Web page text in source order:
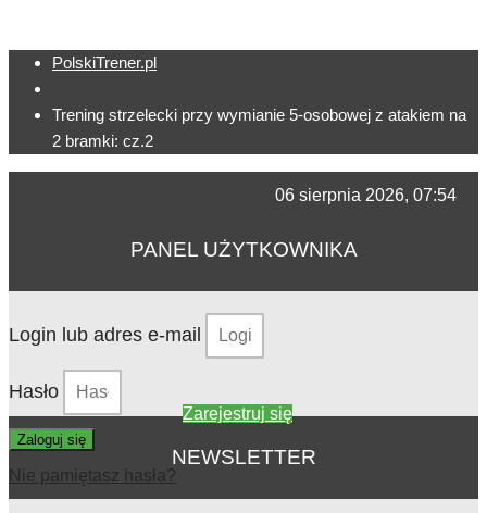
PolskiTrener.pl
Trening strzelecki przy wymianie 5-osobowej z atakiem na
2 bramki: cz.2
06 sierpnia 2026, 07:54
PANEL UŻYTKOWNIKA
Login lub adres e-mail
Hasło
Zaloguj się
Nie pamiętasz hasła?
Zarejestruj się
NEWSLETTER